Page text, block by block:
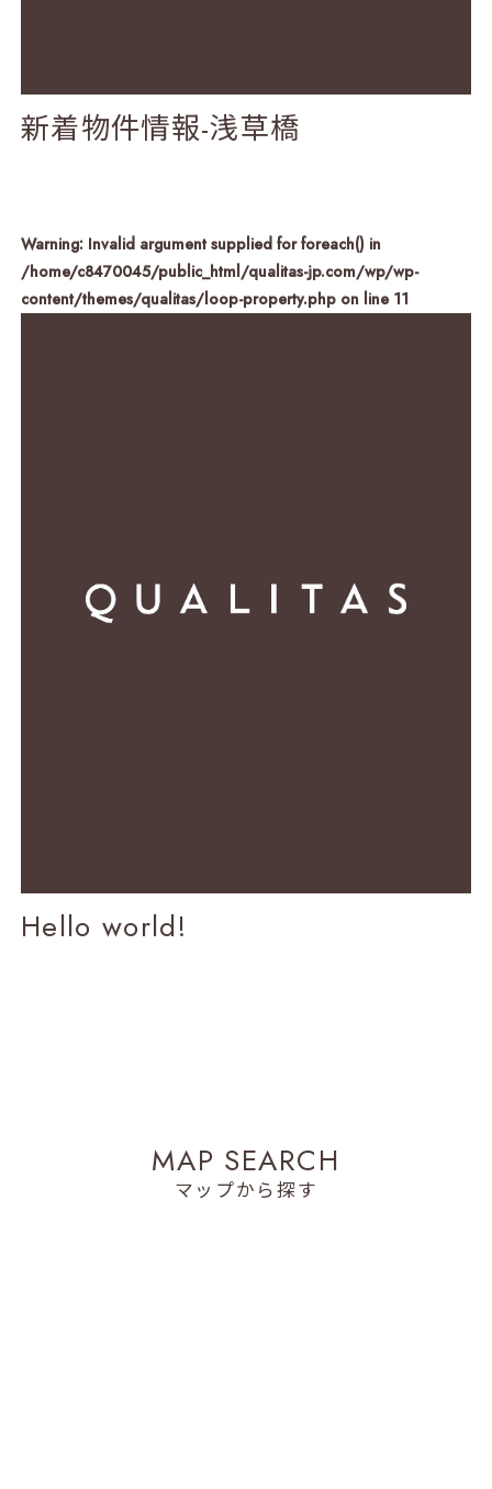
ABOUT
新着物件情報-浅草橋
Warning: Invalid argument supplied for foreach() in
/home/c8470045/public_html/qualitas-jp.com/wp/wp-
content/themes/qualitas/loop-property.php on line 11
Hello world!
MAP SEARCH
マップから探す